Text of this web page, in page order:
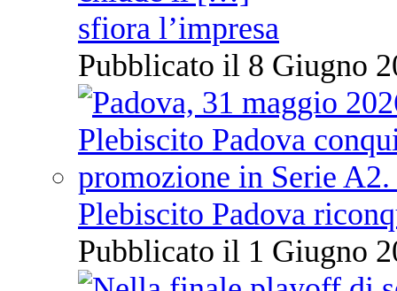
sfiora l’impresa
Pubblicato il 8 Giugno
Plebiscito Padova
Pubblicato il 1 Giugno